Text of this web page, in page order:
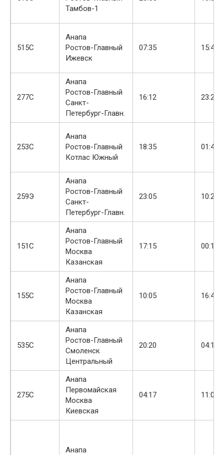
Тамбов-1
515С
Анапа
Ростов-Главный
Ижевск
07:35 15:43
277С
Анапа
Ростов-Главный
Санкт-
Петербург-Главн.
16:12 23:28
253С
Анапа
Ростов-Главный
Котлас Южный
18:35 01:41
259Э
Анапа
Ростов-Главный
Санкт-
Петербург-Главн.
23:05 10:20
151С
Анапа
Ростов-Главный
Москва
Казанская
17:15 00:11
155С
Анапа
Ростов-Главный
Москва
Казанская
10:05 16:42
535С
Анапа
Ростов-Главный
Смоленск
Центральный
20:20 04:14
275С
Анапа
Первомайская
Москва
Киевская
04:17 11:00
Анапа